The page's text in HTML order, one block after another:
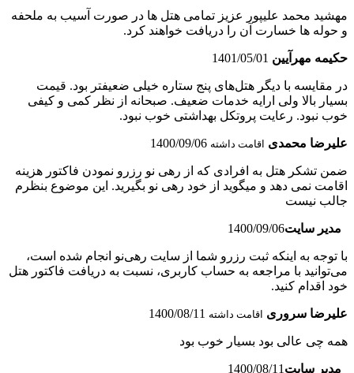
مهشید محمد علیپور عزیز تمامی هتل ها در صورت آسیب به ملحفه
و حوله ها خسارت آن را دریافت خواهند کرد.
حکیمه مهرآیین 1401/05/01
در مقایسه با دیگر هتل‌های پنج ستاره خیلی ضعیفتر بود. قیمت
بسیار بالا ولی ارایه خدمات ضعیف. صبحانه از نظر کمی و کیفی
خوب نبود. رعایت پروتکل بهداشتی خوب نبود.
علیرضا محمدی اقامت داشته 1400/09/06
ضمن تشکر هتل به افرادی که از رهی نو رزرو نمودن فاکتور هزینه
اقامت نمی دهد و میگوید از خود رهی نو بگیرید. این موضوع بنظرم
جالب نیست
مدیر سایت1400/09/06
با توجه به اینکه ثبت رزرو شما از سایت رهی‌نو انجام شده است،
می‌توانید با مراجعه به حساب کاربری، نسبت به دریافت فاکتور هتل
خود اقدام کنید.
علیرضا سروری اقامت داشته 1400/08/11
همه چی عالی بود بسیار خوب بود
مدیر سایت 1400/08/11